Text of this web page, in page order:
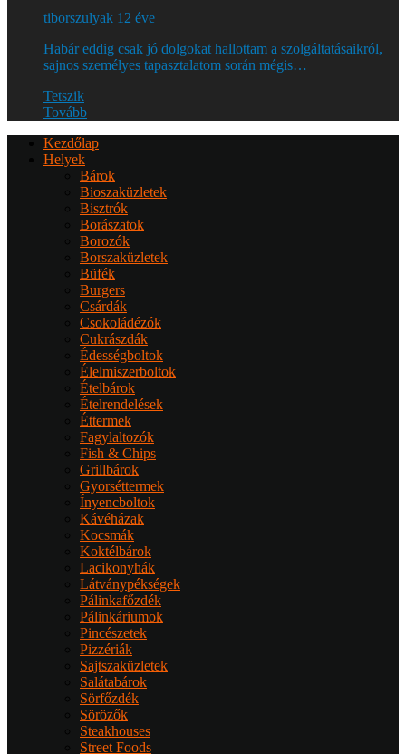
tiborszulyak 12 éve
Habár eddig csak jó dolgokat hallottam a szolgáltatásaikról,
sajnos személyes tapasztalatom során mégis…
Tetszik
Tovább
Kezdőlap
Helyek
Bárok
Bioszaküzletek
Bisztrók
Borászatok
Borozók
Borszaküzletek
Büfék
Burgers
Csárdák
Csokoládézók
Cukrászdák
Édességboltok
Élelmiszerboltok
Ételbárok
Ételrendelések
Éttermek
Fagylaltozók
Fish & Chips
Grillbárok
Gyorséttermek
Ínyencboltok
Kávéházak
Kocsmák
Koktélbárok
Lacikonyhák
Látványpékségek
Pálinkafőzdék
Pálinkáriumok
Pincészetek
Pizzériák
Sajtszaküzletek
Salátabárok
Sörfőzdék
Sörözők
Steakhouses
Street Foods